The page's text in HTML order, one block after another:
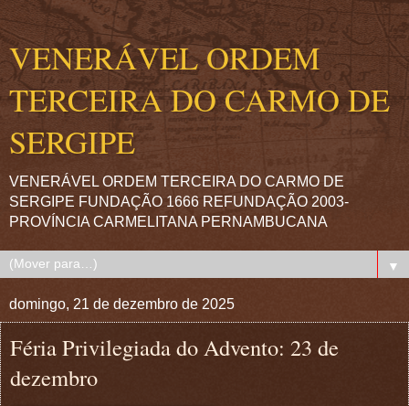
VENERÁVEL ORDEM
TERCEIRA DO CARMO DE
SERGIPE
VENERÁVEL ORDEM TERCEIRA DO CARMO DE
SERGIPE FUNDAÇÃO 1666 REFUNDAÇÃO 2003-
PROVÍNCIA CARMELITANA PERNAMBUCANA
▼
domingo, 21 de dezembro de 2025
Féria Privilegiada do Advento: 23 de
dezembro